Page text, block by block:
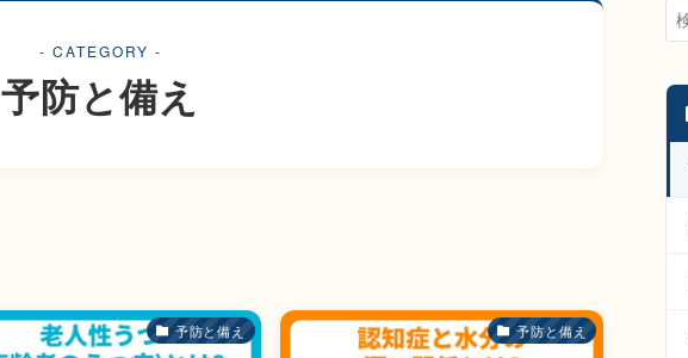
- CATEGORY -
予防と備え
予防と備え 予防と備え